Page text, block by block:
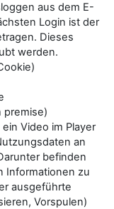
aus dem E-
Login ist der
Dieses
werden.
premise)
Video im Player
an
befinden
Informationen zu
ausgeführte
Vorspulen)